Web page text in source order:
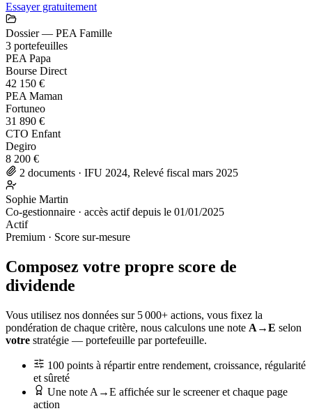
Essayer gratuitement
Dossier — PEA Famille
3 portefeuilles
PEA Papa
Bourse Direct
42 150 €
PEA Maman
Fortuneo
31 890 €
CTO Enfant
Degiro
8 200 €
2 documents · IFU 2024, Relevé fiscal mars 2025
Sophie Martin
Co-gestionnaire · accès actif depuis le 01/01/2025
Actif
Premium · Score sur-mesure
Composez votre propre score de
dividende
Vous utilisez nos données sur 5 000+ actions, vous fixez la
pondération de chaque critère, nous calculons une note A→E selon
votre stratégie — portefeuille par portefeuille.
100 points à répartir entre rendement, croissance, régularité
et sûreté
Une note A→E affichée sur le screener et chaque page
action